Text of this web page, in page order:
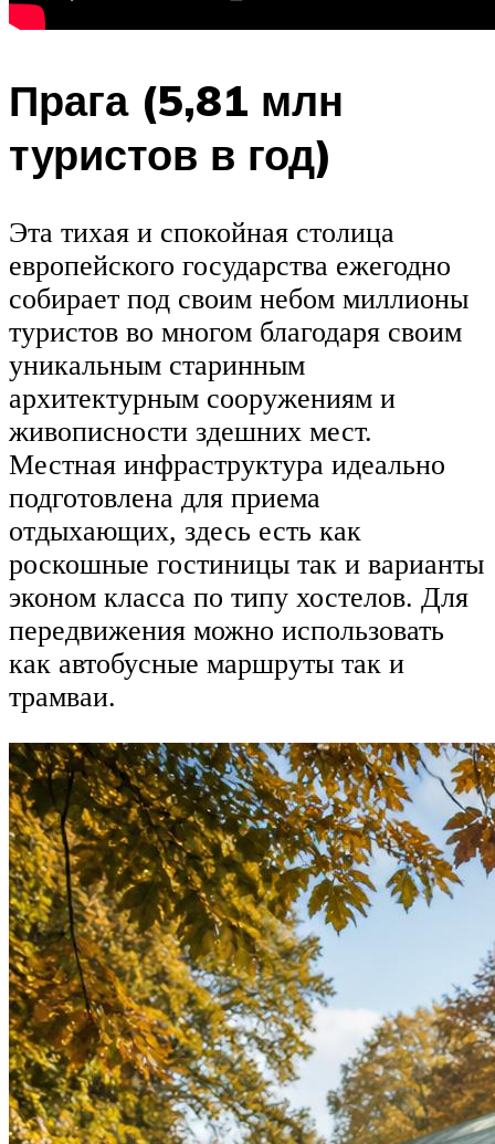
Прага (5,81 млн
туристов в год)
Эта тихая и спокойная столица
европейского государства ежегодно
собирает под своим небом миллионы
туристов во многом благодаря своим
уникальным старинным
архитектурным сооружениям и
живописности здешних мест.
Местная инфраструктура идеально
подготовлена для приема
отдыхающих, здесь есть как
роскошные гостиницы так и варианты
эконом класса по типу хостелов. Для
передвижения можно использовать
как автобусные маршруты так и
трамваи.